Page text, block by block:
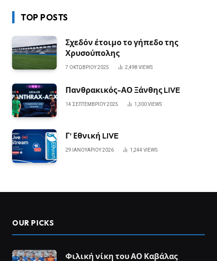
TOP POSTS
Σχεδόν έτοιμο το γήπεδο της
Χρυσούπολης
7 ΟΚΤΩΒΡΊΟΥ 2025 2,498 VIEWS
Πανθρακικός-ΑΟ Ξάνθης LIVE
14 ΣΕΠΤΕΜΒΡΊΟΥ 2025 1,300VIEWS
Γ’ Εθνική LIVE
29 ΙΑΝΟΥΑΡΊΟΥ 2026 1,244 VIEWS
OUR PICKS
Φιλική νίκη του ΑΟ Καβάλας